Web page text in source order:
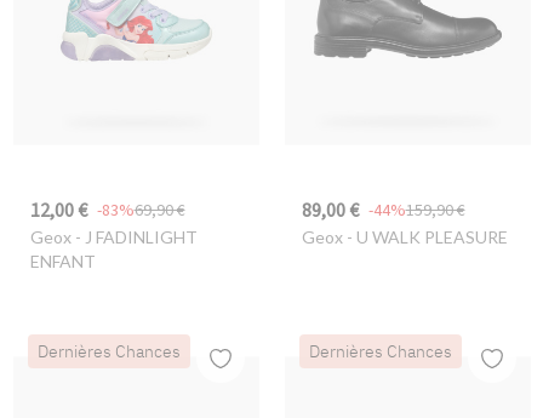
12,00 € 69,90 €
-83%
Geox- J FADINLIGHT
ENFANT
89,00 € 159,90 €
-44%
Geox- U WALK PLEASURE
Dernières Chances Dernières Chances